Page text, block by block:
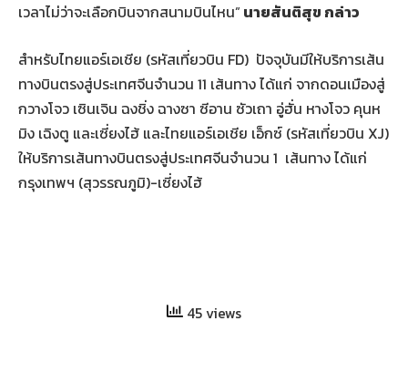
เวลาไม่ว่าจะเลือกบินจากสนามบินไหน” นายสันติสุข กล่าว
สำหรับไทยแอร์เอเชีย (รหัสเที่ยวบิน FD) ปัจจุบันมีให้บริการเส้น
ทางบินตรงสู่ประเทศจีนจำนวน 11 เส้นทาง ได้แก่ จากดอนเมืองสู่
กวางโจว เซินเจิน ฉงชิ่ง ฉางซา ซีอาน ซัวเถา อู่ฮั่น หางโจว คุนห
มิง เฉิงตู และเซี่ยงไฮ้ และไทยแอร์เอเชีย เอ็กซ์ (รหัสเที่ยวบิน XJ)
ให้บริการเส้นทางบินตรงสู่ประเทศจีนจำนวน 1 เส้นทาง ได้แก่
กรุงเทพฯ (สุวรรณภูมิ)-เซี่ยงไฮ้
45 views